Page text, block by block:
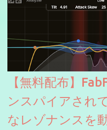
【無料配布】
ンスパイアされ
なレゾナンスを